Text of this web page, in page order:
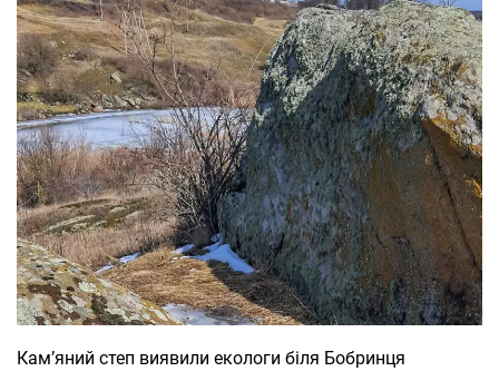
Кам’яний степ виявили екологи біля Бобринця